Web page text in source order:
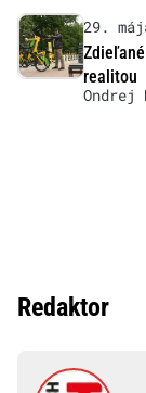
29.
realitou
Ondrej
Redaktor